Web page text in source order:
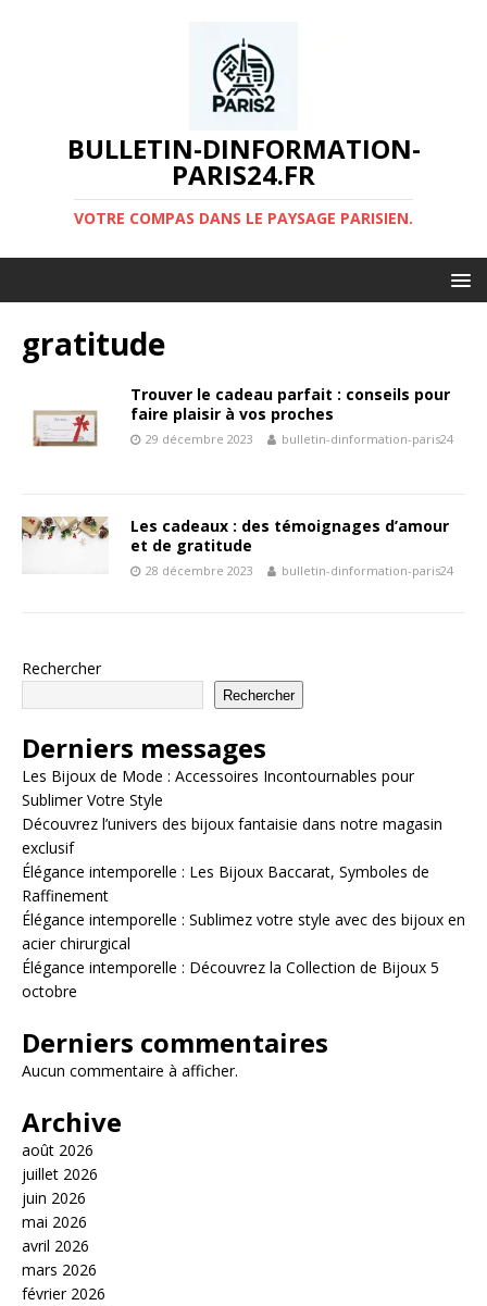
BULLETIN-DINFORMATION-
PARIS24.FR
VOTRE COMPAS DANS LE PAYSAGE PARISIEN.
gratitude
Trouver le cadeau parfait : conseils pour
faire plaisir à vos proches
29 décembre 2023 bulletin-dinformation-paris24
Les cadeaux : des témoignages d’amour
et de gratitude
28 décembre 2023 bulletin-dinformation-paris24
Rechercher
Rechercher
Derniers messages
Les Bijoux de Mode : Accessoires Incontournables pour
Sublimer Votre Style
Découvrez l’univers des bijoux fantaisie dans notre magasin
exclusif
Élégance intemporelle : Les Bijoux Baccarat, Symboles de
Raffinement
Élégance intemporelle : Sublimez votre style avec des bijoux en
acier chirurgical
Élégance intemporelle : Découvrez la Collection de Bijoux 5
octobre
Derniers commentaires
Aucun commentaire à afficher.
Archive
août 2026
juillet 2026
juin 2026
mai 2026
avril 2026
mars 2026
février 2026